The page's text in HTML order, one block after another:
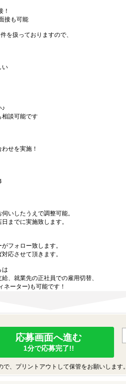
！
接も可能
を扱っておりますので、
い
♪
談可能です
せを実施！
いしたうえで調整可能。
までに実施致します。
フォロー致します。
応させて頂きます。
は
、就業先の正社員での雇用切替、
ネーター)も可能です！
応募画面へ進む
1分で応募完了!!
、プリントアウトして保管をお願いします。